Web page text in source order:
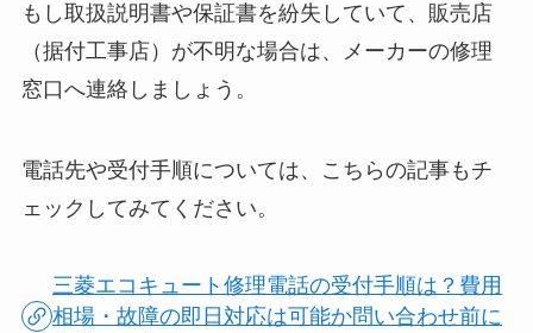
もし取扱説明書や保証書を紛失していて、販売店
（据付工事店）が不明な場合は、メーカーの修理
窓口へ連絡しましょう。
電話先や受付手順については、こちらの記事もチ
ェックしてみてください。
三菱エコキュート修理電話の受付手順は？費用
相場・故障の即日対応は可能か問い合わせ前に